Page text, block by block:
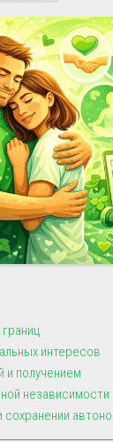
интересов
и получением
независимости